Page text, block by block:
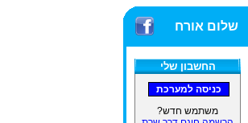
שלום אורח
החשבון שלי
משתמש חדש?